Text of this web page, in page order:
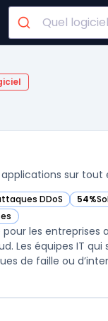
sur
DDoS 54%
— voir
pour les
Les équipes IT
de faille ou